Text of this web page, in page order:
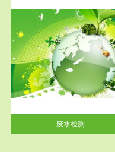
废水检测
服务范围
废气测试
检测范围工业废气检测包
废气和无机废气。有机废
包括...